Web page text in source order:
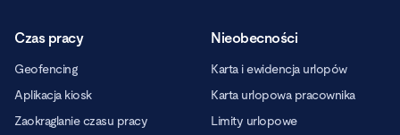
Czas pracy
Geofencing
Aplikacja kiosk
Zaokrąglanie czasu pracy
Nieobecności
Karta i ewidencja urlopów
Karta urlopowa pracownika
Limity urlopowe